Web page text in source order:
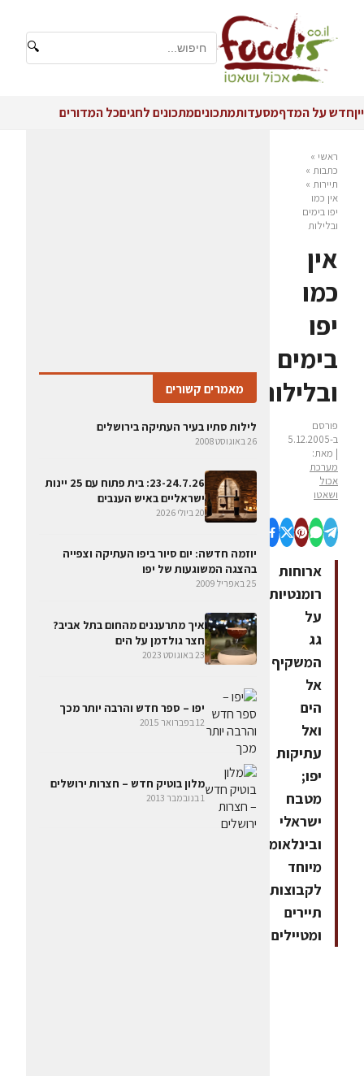
🔍
ייןחדש על המדףמסעדותמתכוניםמתכונים לחגיםכל המדורים
ראשי »
כתבות »
תיירות »
אין כמו
יפו בימים
ובלילות
אין
כמו
יפו
בימים
ובלילות
פורסם
ב-5.12.2005
| מאת:
מערכת
אכול
ושאטו
ארוחות
רומנטיות
על
גג
המשקיף
אל
הים
ואל
עתיקות
יפו;
מטבח
ישראלי
ובינלאומי
מיוחד
לקבוצות
תיירים
ומטיילים
מאמרים קשורים
לילות סתיו בעיר העתיקה בירושלים
26 באוגוסט 2008
23-24.7.26: בית פתוח עם 25 יינות
ישראליים באיש הענבים
20 ביולי 2026
יוזמה חדשה: יום סיור ביפו העתיקה וצפייה
בהצגה המשוגעות של יפו
25 באפריל 2009
איך מתרעננים מהחום בתל אביב?
חצר גולדמן על הים
23 באוגוסט 2023
יפו – ספר חדש והרבה יותר מכך
12 בפברואר 2015
מלון בוטיק חדש – חצרות ירושלים
1 בנובמבר 2013